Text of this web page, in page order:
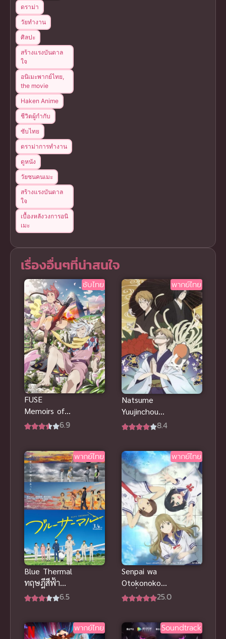
ดราม่า
วัยทำงาน
ศิลปะ
สร้างแรงบันดาล
ใจ
อนิเมะพากย์ไทย,
the movie
Haken Anime
ชีวิตผู้กำกับ
ซับไทย
ดราม่าการทำงาน
ดูหนัง
วัยซนคนเมะ
สร้างแรงบันดาล
ใจ
เบื้องหลังวงการอนิ
เมะ
เรื่องอื่นๆที่น่าสนใจ
ซับไทย
FUSE
Memoirs of a
Hunter Girl
นี่
6.9
พากย์ไทย
Natsume
Yuujinchou
Season
พิศวง ภาค 3
8.4
พากย์ไทย
Blue Thermal
ทฤษฎีสีฟ้า
พากย์ไทย
เครื่องร่อนสุด
6.5
พากย์ไทย
Senpai wa
Otokonoko
รุ่นพี่สุดสวยคน
25.0
พากย์ไทย Soundtrack